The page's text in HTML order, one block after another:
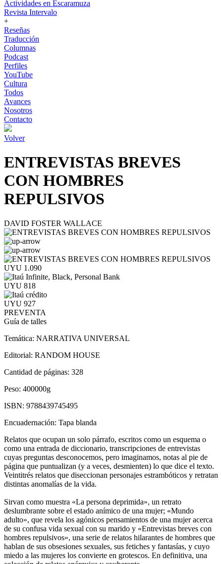
Actividades en Escaramuza
Revista Intervalo
+
Reseñas
Traducción
Columnas
Podcast
Perfiles
YouTube
Cultura
Todos
Avances
Nosotros
Contacto
Volver
ENTREVISTAS BREVES
CON HOMBRES
REPULSIVOS
DAVID FOSTER WALLACE
UYU 1.090
UYU 818
UYU 927
PREVENTA
Guía de talles
Temática: NARRATIVA UNIVERSAL
Editorial: RANDOM HOUSE
Cantidad de páginas: 328
Peso: 400000g
ISBN: 9788439745495
Encuadernación: Tapa blanda
Relatos que ocupan un solo párrafo, escritos como un esquema o
como una entrada de diccionario, transcripciones de entrevistas
cuyas preguntas desconocemos, pero imaginamos, notas al pie de
página que puntualizan (y a veces, desmienten) lo que dice el texto.
Veintitrés relatos que diseccionan personajes estrambóticos y retratan
distintas anomalías de la vida.
Sirvan como muestra «La persona deprimida», un retrato
deslumbrante sobre el estado anímico de una mujer; «Mundo
adulto», que revela los agónicos pensamientos de una mujer acerca
de su confusa vida sexual con su marido y «Entrevistas breves con
hombres repulsivos», una serie de relatos hilarantes de hombres que
hablan de sus obsesiones sexuales, sus fetiches y fantasías, y cuyo
miedo a las mujeres los convierte en grotescos. En definitiva, una